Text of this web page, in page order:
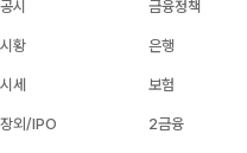
공시
시황
시세
장외/IPO
금융정책
은행
보험
2금융